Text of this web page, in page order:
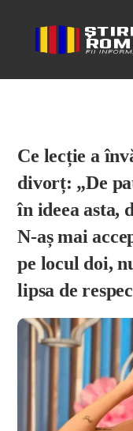
Stiri
Ce lecție a
divorț: „De
în ideea asta,
N-aș mai
pe locul doi,
lipsa de